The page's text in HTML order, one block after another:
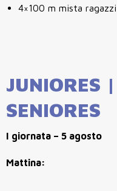
4×100 m mista ragazzi
JUNIORES
SENIORES
I giornata – 5 agosto
Mattina: